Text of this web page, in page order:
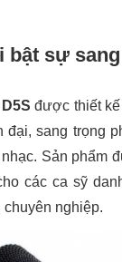
bật sự
được thiết kế
đại, sang trọng
Sản phẩm
các ca sỹ
nghiệp.